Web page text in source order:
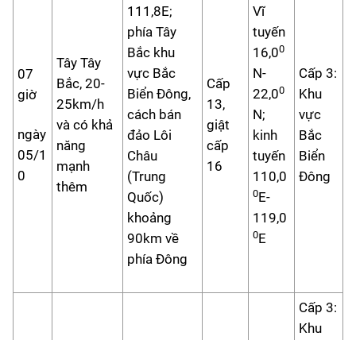
07
giờ
ngày
05/1
0
Tây Tây
Bắc, 20-
25km/h
và có khả
năng
mạnh
thêm
111,8E;
phía Tây
Bắc khu
vực Bắc
Biển Đông,
cách bán
đảo Lôi
Châu
(Trung
Quốc)
khoảng
90km về
phía Đông
Cấp
13,
giật
cấp
16
Vĩ
tuyến
16,00
N-
22,00
N;
kinh
tuyến
110,0
0E-
119,0
0E
Cấp 3:
Khu
vực
Bắc
Biển
Đông
Cấp 3:
Khu